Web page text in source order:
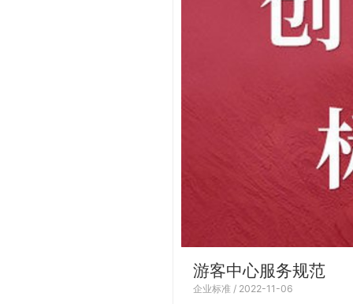
游客中心服务规范
企业标准 / 2022-11-06